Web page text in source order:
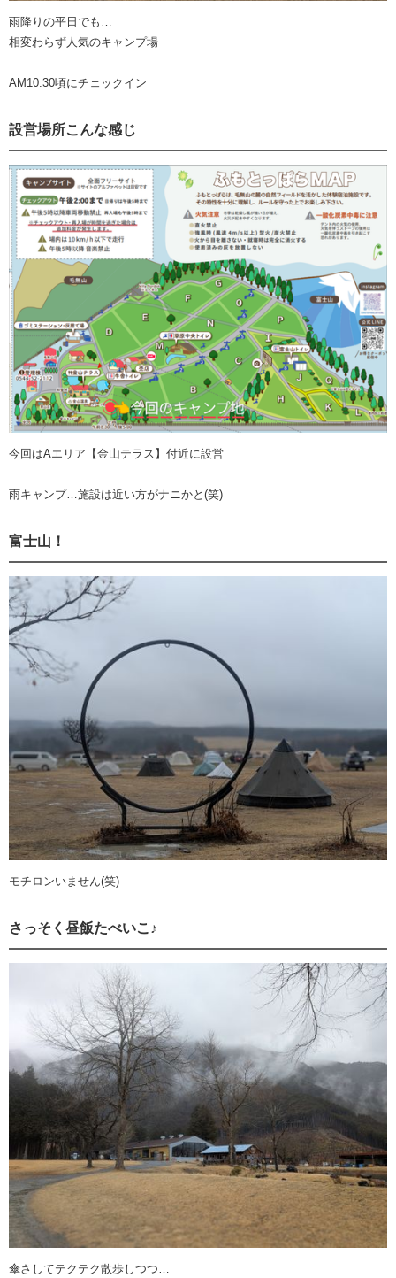
雨降りの平日でも…
相変わらず人気のキャンプ場
AM10:30頃にチェックイン
設営場所こんな感じ
今回はAエリア【金山テラス】付近に設営
雨キャンプ…施設は近い方がナニかと(笑)
富士山！
モチロンいません(笑)
さっそく昼飯たべいこ♪
傘さしてテクテク散歩しつつ…